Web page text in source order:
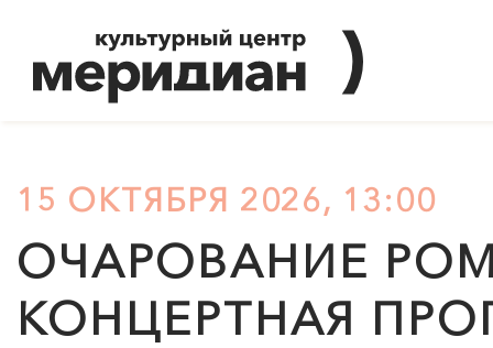
15 ОКТЯБРЯ 2026, 13:00
ОЧАРОВАНИЕ
КОНЦЕРТНАЯ